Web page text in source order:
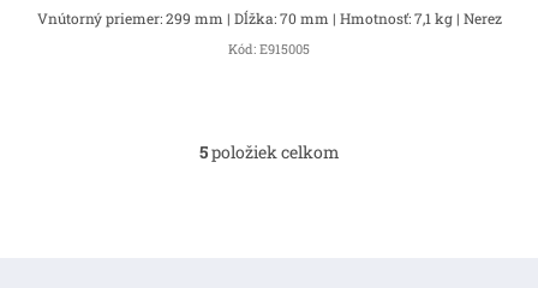
Vnútorný priemer: 299 mm | Dĺžka: 70 mm | Hmotnosť: 7,1 kg | Nerez
Kód: E915005
O
5položiek celkom